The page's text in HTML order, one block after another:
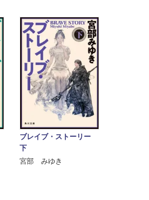
ブレイブ・ストーリー
下
宮部 みゆき